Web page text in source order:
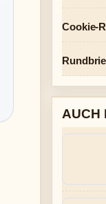
Cookie-
AUCH